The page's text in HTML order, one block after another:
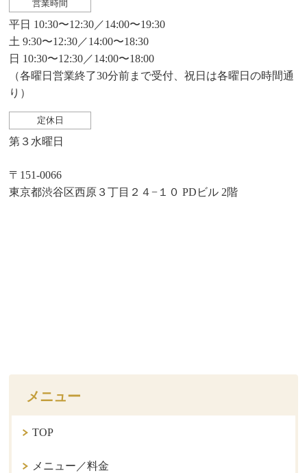
営業時間
平日 10:30〜12:30／14:00〜19:30
土 9:30〜12:30／14:00〜18:30
日 10:30〜12:30／14:00〜18:00
（各曜日営業終了30分前まで受付、祝日は各曜日の時間通
り）
定休日
第３水曜日
〒151-0066
東京都渋谷区西原３丁目２４−１０ PDビル 2階
メニュー
TOP
メニュー／料金